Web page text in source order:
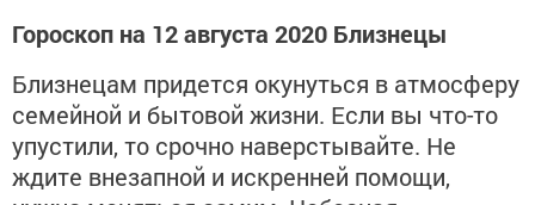
Гороскоп на 12 августа 2020 Близнецы
Близнецам придется окунуться в атмосферу
семейной и бытовой жизни. Если вы что-то
упустили, то срочно наверстывайте. Не
ждите внезапной и искренней помощи,